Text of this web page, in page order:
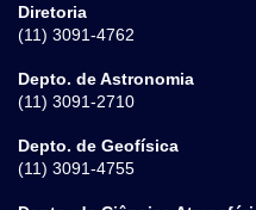
Diretoria
(11) 3091-4762
Depto. de Astronomia
(11) 3091-2710
Depto. de Geofísica
(11) 3091-4755